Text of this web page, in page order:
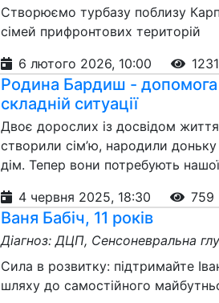
Створюємо турбазу поблизу
сімей прифронтових територій
6 лютого 2026, 10:00
1231
Родина Бардиш - допомога
складній ситуації
Двоє дорослих із досвідом життя
створили сім’ю, народили
дім. Тепер вони потребують
4 червня 2025, 18:30
759
Ваня Бабіч, 11 років
Діагноз: ДЦП, Сенсоневральна
Сила в розвитку: підтримайте
шляху до самостійного